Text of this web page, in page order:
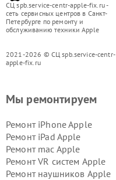
СЦ spb.service-centr-apple-fix.ru -
сеть сервисных центров в Санкт-
Петербурге по ремонту и
обслуживанию техники Apple
2021-2026 © СЦ spb.service-centr-
apple-fix.ru
Мы ремонтируем
Ремонт iPhone Apple
Ремонт iPad Apple
Ремонт mac Apple
Ремонт VR систем Apple
Ремонт наушников Apple